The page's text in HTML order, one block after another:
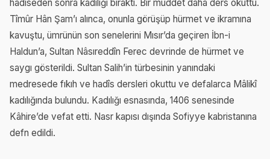
hâdiseden sonra kadılığı bıraktı. Bir müddet daha ders okuttu.
Tîmûr Hân Şam’ı alınca, onunla görüşüp hürmet ve ikramına
kavuştu, ümrünün son senelerini Mısır’da geçiren İbn-i
Haldun’a, Sultan Nâsıreddîn Ferec devrinde de hürmet ve
saygı gösterildi. Sultan Salih’in türbesinin yanındaki
medresede fıkıh ve hadîs dersleri okuttu ve defalarca Mâlikî
kadılığında bulundu. Kadılığı esnasında, 1406 senesinde
Kâhire’de vefat etti. Nasr kapısı dışında Sofiyye kabristanına
defn edildi.